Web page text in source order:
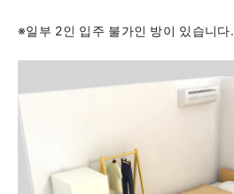
※일부 2인 입주 불가인 방이 있습니다.